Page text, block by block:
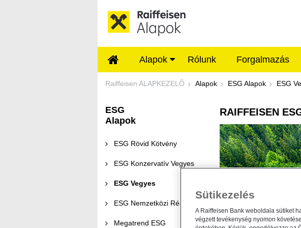
Alapok Rólunk Forgalmazás
ESG Vegyes - Raiffeisen
Raiffeisen ALAPKEZELŐ Alapok ESG Alapok ESG
ESG
Alapok
ESG Rövid Kötvény
ESG Konzervatív Vegyes
ESG Vegyes
ESG Nemzetközi Részvény
Megatrend ESG
RAIFFEISEN
Sütikezelés
A Raiffeisen Bank weboldala sütiket
végzett tevékenység nyomon